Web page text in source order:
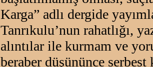
Karga” adlı dergide
Tanrıkulu’nun rahatlığı,
alıntılar ile kurmam ve
beraber düşününce